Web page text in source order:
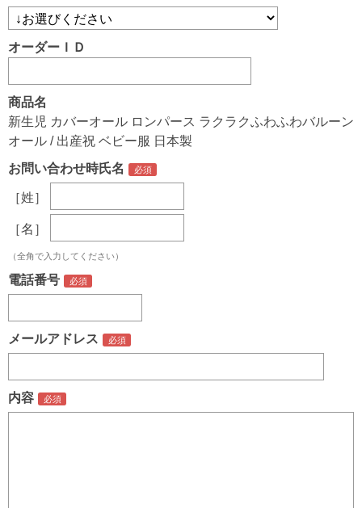
オーダーＩＤ
商品名
新生児 カバーオール ロンパース ラクラクふわふわバルーン
オール / 出産祝 ベビー服 日本製
お問い合わせ時氏名
［姓］
［名］
（全角で入力してください）
電話番号
メールアドレス
内容